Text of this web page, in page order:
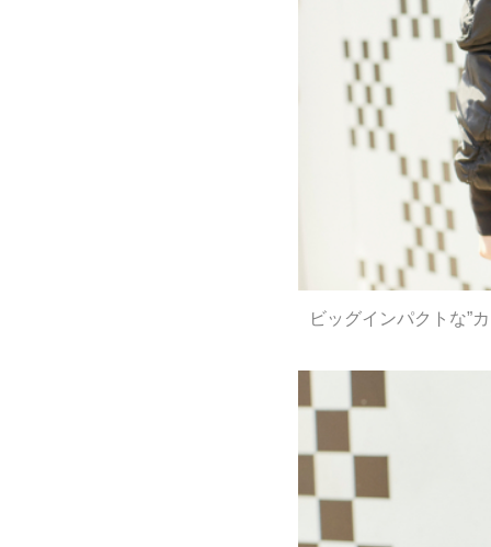
ビッグインパクトな”